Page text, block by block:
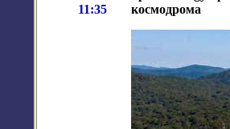
11:35
космодрома